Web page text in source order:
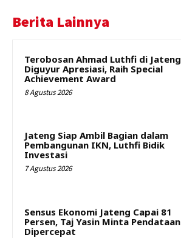
Berita Lainnya
Terobosan Ahmad Luthfi di Jateng
Diguyur Apresiasi, Raih Special
Achievement Award
8 Agustus 2026
Jateng Siap Ambil Bagian dalam
Pembangunan IKN, Luthfi Bidik
Investasi
7 Agustus 2026
Sensus Ekonomi Jateng Capai 81
Persen, Taj Yasin Minta Pendataan
Dipercepat